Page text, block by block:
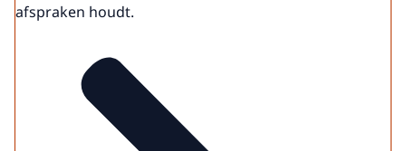
afspraken houdt.